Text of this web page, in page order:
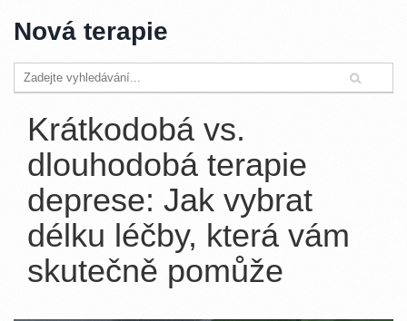
Nová terapie
Krátkodobá vs.
dlouhodobá terapie
deprese: Jak vybrat
délku léčby, která vám
skutečně pomůže